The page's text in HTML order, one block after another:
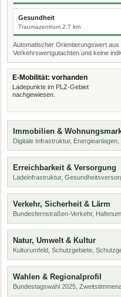
Gesundheit
Traumazentrum 2,7 km
Automatischer Orientierungswert aus
Verkehrswertgutachten und keine
E-Mobilität: vorhanden
Ladepunkte im PLZ-Gebiet
nachgewiesen.
Immobilien &
Digitale Infrastruktur,
Erreichbarkeit & Versorgung
Ladeinfrastruktur,
Verkehr, Sicherheit & Lärm
Bundesfernstraßen-Verkehr,
Natur, Umwelt & Kultur
Kulturumfeld, Schutzgebiete,
Wahlen & Regionalprofil
Bundestagswahl 2025,